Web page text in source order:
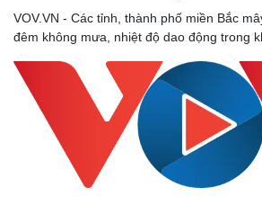
VOV.VN - Các tỉnh, thành phố miền Bắc
đêm không mưa, nhiệt độ dao động trong